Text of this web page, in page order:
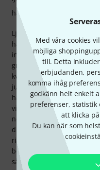
Med våra cookies
möjliga
till. Detta
erbjudanden,
komma ihåg
godkänn helt enkelt
preferenser, statistik
att klicka
Du kan när som
Ljudet är fantastiskt,
hanterbart, ljudet
inte allt. Gitarren hade
greppbrädan –
kvalitetskontroll. Det är
justeras vid ankomst. På
halsavlastningen så
vibrera ordentligt. Detta
nödvändiga nyckeln
dragstången lät och
riktigt bra direkt ur lådan
bekväm och ganska smal,
så det är definitivt värt att
hantverkskvalitet